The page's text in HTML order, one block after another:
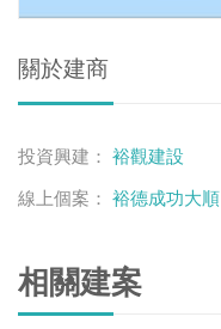
關於建商
投資興建： 裕觀建設
線上個案： 裕德成功大順
相關建案